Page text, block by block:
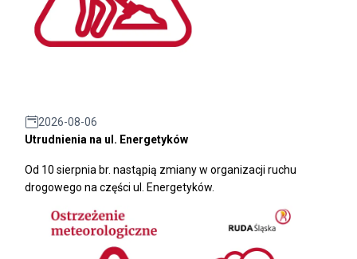
2026-08-06
Utrudnienia na ul. Energetyków
Od 10 sierpnia br. nastąpią zmiany w organizacji ruchu
drogowego na części ul. Energetyków.